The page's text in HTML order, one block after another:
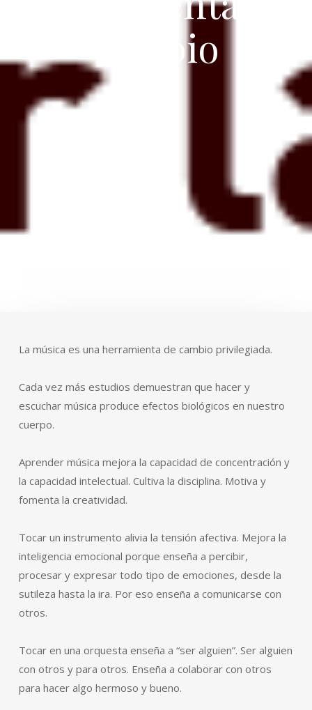
cambio
La música es una herramienta de cambio privilegiada.
Cada vez más estudios demuestran que hacer y
escuchar música produce efectos biológicos en nuestro
cuerpo.
Aprender música mejora la capacidad de concentración y
la capacidad intelectual. Cultiva la disciplina. Motiva y
fomenta la creatividad.
Tocar un instrumento alivia la tensión afectiva. Mejora la
inteligencia emocional porque enseña a percibir,
procesar y expresar todo tipo de emociones, desde la
sutileza hasta la ira. Por eso enseña a comunicarse con
otros.
Tocar en una orquesta enseña a “ser alguien”. Ser alguien
con otros y para otros. Enseña a colaborar con otros
para hacer algo hermoso y bueno.